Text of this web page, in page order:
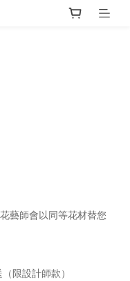
藝師會以同等花材替您
限設計師款）